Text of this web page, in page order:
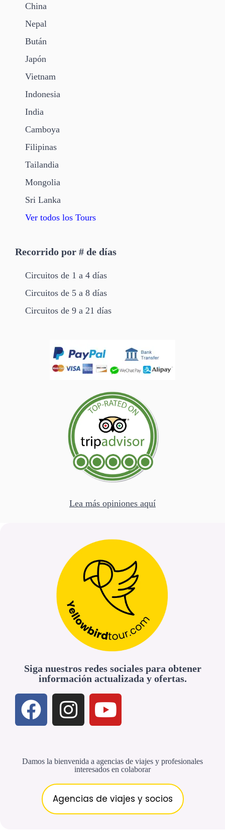
Siga nuestros redes sociales para obtener
información actualizada y ofertas.
Damos la bienvenida a agencias de viajes y profesionales
interesados en colaborar
Agencias de viajes y socios
China
Nepal
Bután
Japón
Vietnam
Indonesia
India
Camboya
Filipinas
Tailandia
Mongolia
Sri Lanka
Ver todos los Tours
Recorrido por # de días
Circuitos de 1 a 4 días
Circuitos de 5 a 8 días
Circuitos de 9 a 21 días
Lea más opiniones aquí